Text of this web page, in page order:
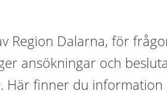
Region Dalarna, för
ansökningar och
Här finner du information